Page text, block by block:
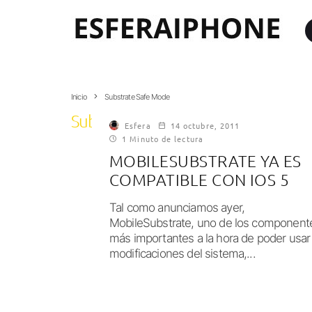
Inicio Substrate Safe Mode
Substrate Safe Mode
Esfera
14 octubre, 2011
1 Minuto de lectura
MOBILESUBSTRATE YA ES
COMPATIBLE CON IOS 5
Tal como anunciamos ayer,
MobileSubstrate, uno de los
más importantes a la hora de poder usar
modificaciones del sistema,...